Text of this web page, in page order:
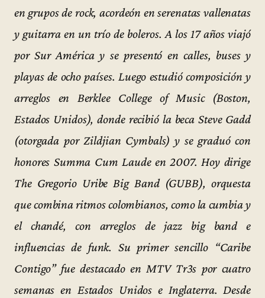
en grupos de rock, acordeón en serenatas vallenatas
y guitarra en un trío de boleros. A los 17 años viajó
por Sur América y se presentó en calles, buses y
playas de ocho países. Luego estudió composición y
arreglos en Berklee College of Music (Boston,
Estados Unidos), donde recibió la beca Steve Gadd
(otorgada por Zildjian Cymbals) y se graduó con
honores Summa Cum Laude en 2007. Hoy dirige
The Gregorio Uribe Big Band (GUBB), orquesta
que combina ritmos colombianos, como la cumbia y
el chandé, con arreglos de jazz big band e
influencias de funk. Su primer sencillo “Caribe
Contigo” fue destacado en MTV Tr3s por cuatro
semanas en Estados Unidos e Inglaterra. Desde